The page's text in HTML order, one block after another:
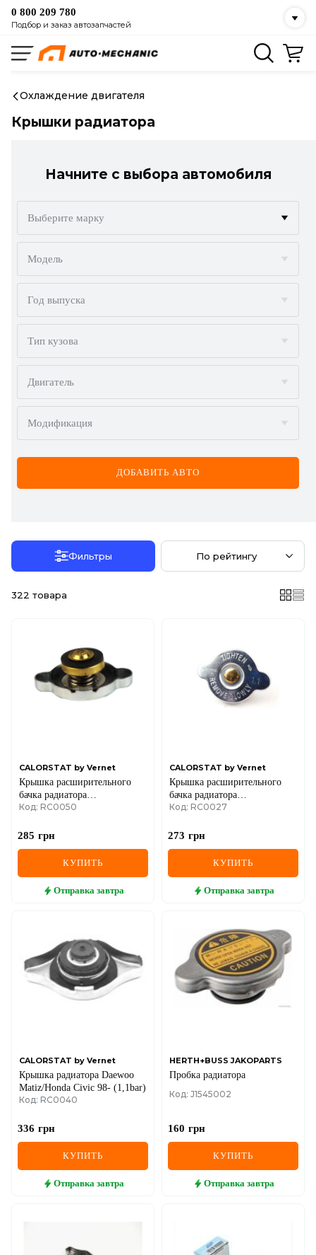
0 800 209 780
Подбор и заказ автозапчастей
Охлаждение двигателя
Крышки радиатора
Начните с выбора автомобиля
Выберите марку
ALFA ROMEO
AUDI
BMW
BYD
CADILLAC
CHERY
CHEVROLET
CHRYSLER
FORD
GMC
GREAT WALL
HAVAL
IVECO
JAGUAR
LANCIA
LEXUS
LINCOLN
Модель
Год выпуска
Тип кузова
Двигатель
Модификация
ДОБАВИТЬ АВТО
Фильтры По рейтингу
322 товара
CALORSTAT by Vernet
Крышка расширительного
бачка радиатора
Honda/Hyundai/Kia/Mazda/Mitsubishi/Nissan/Subaru/Suzuki/Toyota
Код: RC0050
285 грн
КУПИТЬ
Отправка завтра
CALORSTAT by Vernet
Крышка расширительного
бачка радиатора
Ford/Honda/Hyundai/Kia/Mazda/
Код: RC0027
273 грн
КУПИТЬ
Отправка завтра
CALORSTAT by Vernet
Крышка радиатора Daewoo
Matiz/Honda Civic 98- (1,1bar)
Код: RC0040
336 грн
КУПИТЬ
Отправка завтра
HERTH+BUSS JAKOPARTS
Пробка радиатора
Код: J1545002
160 грн
КУПИТЬ
Отправка завтра